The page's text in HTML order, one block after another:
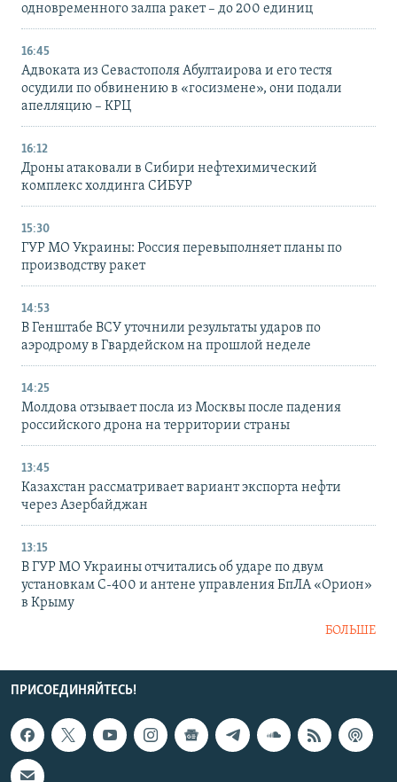
одновременного залпа ракет – до 200 единиц
16:45
Адвоката из Севастополя Абултаирова и его тестя
осудили по обвинению в «госизмене», они подали
апелляцию – КРЦ
16:12
Дроны атаковали в Сибири нефтехимический
комплекс холдинга СИБУР
15:30
ГУР МО Украины: Россия перевыполняет планы по
производству ракет
14:53
В Генштабе ВСУ уточнили результаты ударов по
аэродрому в Гвардейском на прошлой неделе
14:25
Молдова отзывает посла из Москвы после падения
российского дрона на территории страны
13:45
Казахстан рассматривает вариант экспорта нефти
через Азербайджан
13:15
В ГУР МО Украины отчитались об ударе по двум
установкам С-400 и антене управления БпЛА «Орион»
в Крыму
БОЛЬШЕ
ПРИСОЕДИНЯЙТЕСЬ!